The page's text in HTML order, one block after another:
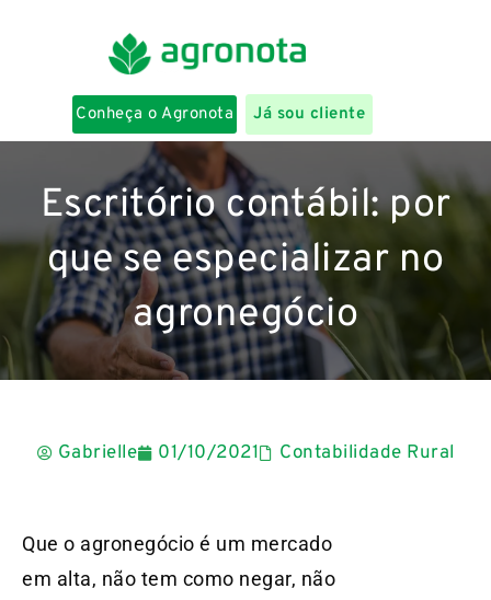
Conheça o Agronota Já sou cliente
Escritório contábil: por
que se especializar no
agronegócio
Gabrielle 01/10/2021 Contabilidade Rural
Que o agronegócio é um mercado
em alta, não tem como negar, não